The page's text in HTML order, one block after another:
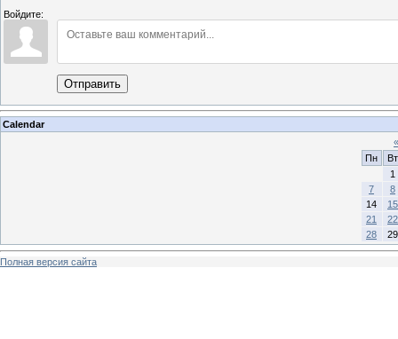
Войдите:
Отправить
Calendar
«
Пн
Вт
1
7
8
14
15
21
22
28
29
Полная версия сайта